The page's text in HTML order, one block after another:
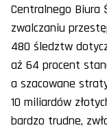
Centralnego Biura
zwalczaniu
480 śledztw
aż 64 procent
a szacowane
10 miliardów
bardzo trudne,